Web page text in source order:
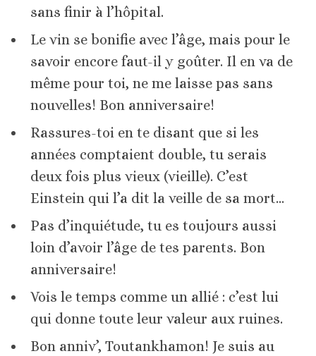
sans finir à l’hôpital.
Le vin se bonifie avec l’âge, mais pour le
savoir encore faut-il y goûter. Il en va de
même pour toi, ne me laisse pas sans
nouvelles! Bon anniversaire!
Rassures-toi en te disant que si les
années comptaient double, tu serais
deux fois plus vieux (vieille). C’est
Einstein qui l’a dit la veille de sa mort…
Pas d’inquiétude, tu es toujours aussi
loin d’avoir l’âge de tes parents. Bon
anniversaire!
Vois le temps comme un allié : c’est lui
qui donne toute leur valeur aux ruines.
Bon anniv’, Toutankhamon! Je suis au